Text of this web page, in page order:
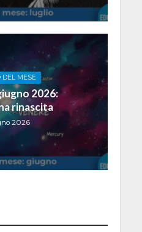
DEL MESE
2026:
rinascita
2026